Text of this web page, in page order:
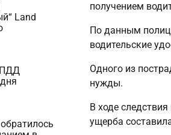
Land
ПДД
получением
По данным
водительские
Одного из
нужды.
В ходе
ущерба